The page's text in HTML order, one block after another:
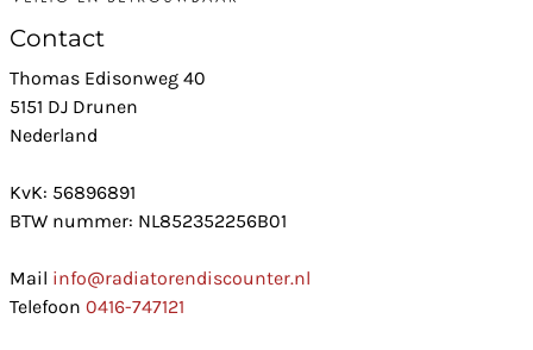
Contact
Thomas Edisonweg 40
5151 DJ Drunen
Nederland
KvK: 56896891
BTW nummer: NL852352256B01
Mail info@radiatorendiscounter.nl
Telefoon 0416-747121